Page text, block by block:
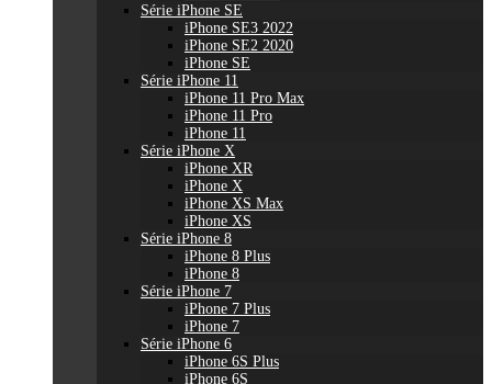
Série iPhone SE
iPhone SE3 2022
iPhone SE2 2020
iPhone SE
Série iPhone 11
iPhone 11 Pro Max
iPhone 11 Pro
iPhone 11
Série iPhone X
iPhone XR
iPhone X
iPhone XS Max
iPhone XS
Série iPhone 8
iPhone 8 Plus
iPhone 8
Série iPhone 7
iPhone 7 Plus
iPhone 7
Série iPhone 6
iPhone 6S Plus
iPhone 6S